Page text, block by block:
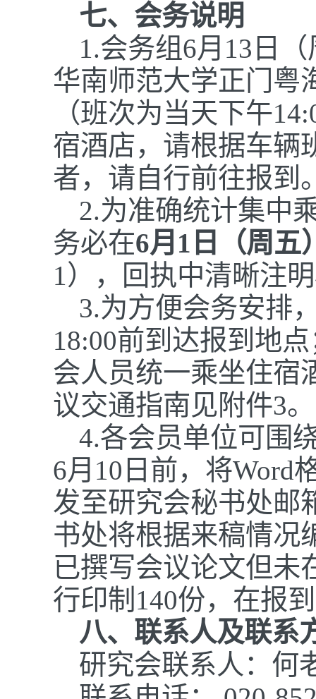
七、会务说明
1.会务组6月13日
华南师范大学正门粤
（班次为当天下午
宿酒店，请根据车辆
者，请自行前往报到
2.为准确统计集中
务必在6月1日（周五
1），回执中清晰注
3.为方便会务安排
18:00前到达报到地
会人员统一乘坐住宿
议交通指南见附件3。
4.各会员单位可围
6月10日前，将Word
发至研究会秘书处邮
书处将根据来稿情况
已撰写会议论文但未
行印制140份，在报
八、联系人及联系
研究会联系人：何